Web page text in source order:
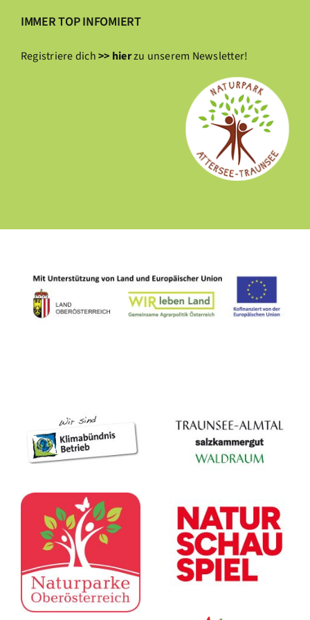
IMMER TOP INFOMIERT
Registriere dich>> hierzu unserem Newsletter!